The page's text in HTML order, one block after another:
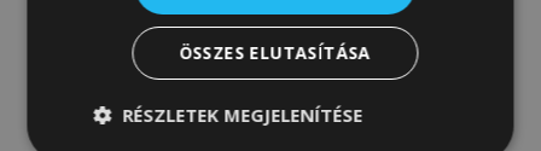
ÖSSZES ELUTASÍTÁSA
RÉSZLETEK MEGJELENÍTÉSE